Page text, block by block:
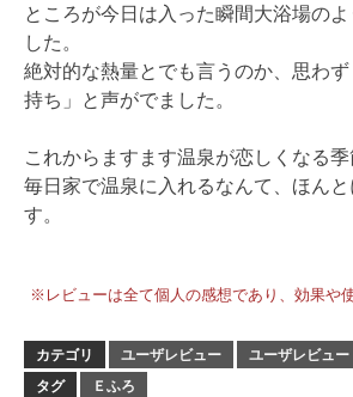
ところが今日は入った瞬間大浴場の
した。
絶対的な熱量とでも言うのか、思わ
持ち」と声がでました。
これからますます温泉が恋しくなる季
毎日家で温泉に入れるなんて、ほん
す。
※レビューは全て個人の感想であり、効果や
カテゴリ ユーザレビュー
ユーザレビュ
タグ
Ｅふろ